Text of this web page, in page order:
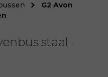
G2 Avon
staal -